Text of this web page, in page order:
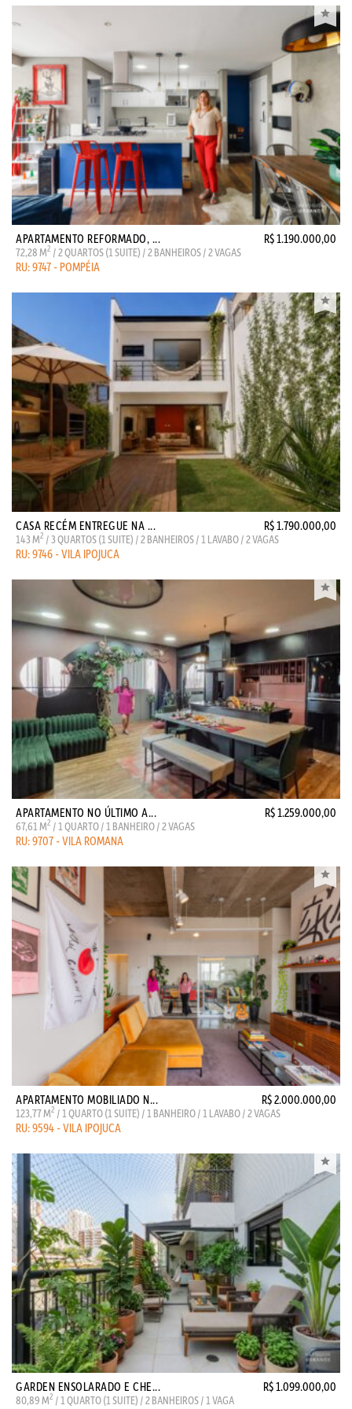
APARTAMENTO REFORMADO, ... R$ 1.190.000,00
72,28 M2 / 2 QUARTOS (1 SUITE) / 2 BANHEIROS / 2 VAGAS
RU: 9747 - POMPÉIA
CASA RECÉM ENTREGUE NA ... R$ 1.790.000,00
143 M2 / 3 QUARTOS (1 SUITE) / 2 BANHEIROS / 1 LAVABO / 2 VAGAS
RU: 9746 - VILA IPOJUCA
APARTAMENTO NO ÚLTIMO A... R$ 1.259.000,00
67,61 M2 / 1 QUARTO / 1 BANHEIRO / 2 VAGAS
RU: 9707 - VILA ROMANA
APARTAMENTO MOBILIADO N... R$ 2.000.000,00
123,77 M2 / 1 QUARTO (1 SUITE) / 1 BANHEIRO / 1 LAVABO / 2 VAGAS
RU: 9594 - VILA IPOJUCA
GARDEN ENSOLARADO E CHE... R$ 1.099.000,00
80,89 M2 / 1 QUARTO (1 SUITE) / 2 BANHEIROS / 1 VAGA